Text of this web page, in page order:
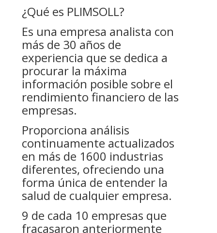
¿Qué es PLIMSOLL?
Es una empresa analista con
más de 30 años de
experiencia que se dedica a
procurar la máxima
información posible sobre el
rendimiento financiero de las
empresas.
Proporciona análisis
continuamente actualizados
en más de 1600 industrias
diferentes, ofreciendo una
forma única de entender la
salud de cualquier empresa.
9 de cada 10 empresas que
fracasaron anteriormente